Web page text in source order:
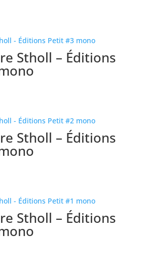
Stholl – Éditions
Stholl – Éditions
Stholl – Éditions